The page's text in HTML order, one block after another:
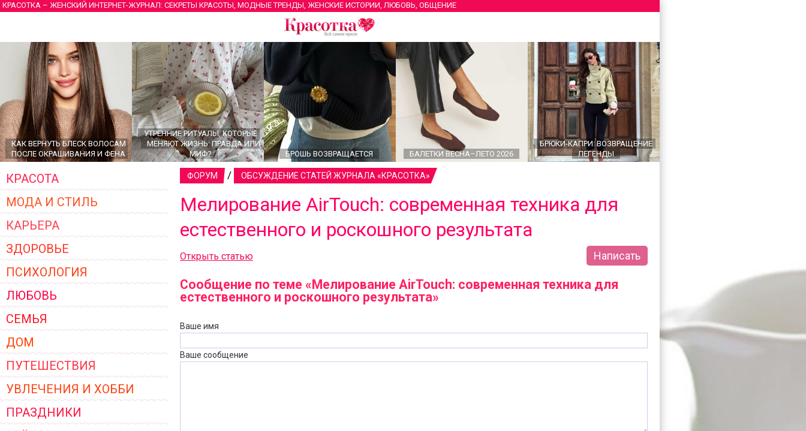
КРАСОТКА – ЖЕНСКИЙ ИНТЕРНЕТ-ЖУРНАЛ: СЕКРЕТЫ КРАСОТЫ, МОДНЫЕ ТРЕНДЫ, ЖЕНСКИЕ ИСТОРИИ, ЛЮБОВЬ, ОБЩЕНИЕ
КАК ВЕРНУТЬ БЛЕСК ВОЛОСАМ
ПОСЛЕ ОКРАШИВАНИЯ И ФЕНА
УТРЕННИЕ РИТУАЛЫ, КОТОРЫЕ
МЕНЯЮТ ЖИЗНЬ: ПРАВДА ИЛИ
МИФ?
БРОШЬ ВОЗВРАЩАЕТСЯ БАЛЕТКИ ВЕСНА–ЛЕТО 2026
БРЮКИ-КАПРИ: ВОЗВРАЩЕНИЕ
ЛЕГЕНДЫ
ГЛАВНЫЕ ТРЕНДЫ ВЕРХНЕЙ
ЖЕНСКОЙ ОДЕЖДЫ 2026
КРАСОТА
МОДА И СТИЛЬ
КАРЬЕРА
ЗДОРОВЬЕ
ПСИХОЛОГИЯ
ЛЮБОВЬ
СЕМЬЯ
ДОМ
ПУТЕШЕСТВИЯ
УВЛЕЧЕНИЯ И ХОББИ
ПРАЗДНИКИ
ФОРУМ / ОБСУЖДЕНИЕ СТАТЕЙ ЖУРНАЛА «КРАСОТКА»
Мелирование AirTouch: современная техника для
естественного и роскошного результата
Открыть статью Написать
Сообщение по теме «Мелирование AirTouch: современная техника для
естественного и роскошного результата»
Ваше имя
Ваше сообщение